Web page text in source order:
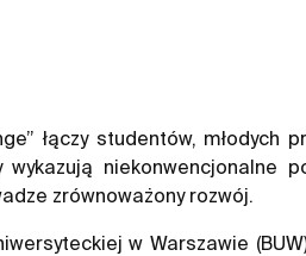
łączy studentów,
niekonwencjonalne
zrównoważony rozwój.
w Warszawie